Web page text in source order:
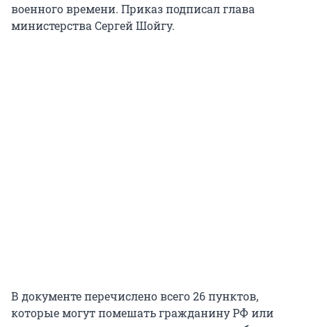
военного времени. Приказ подписал глава
министерства Сергей Шойгу.
В документе перечислено всего 26 пунктов,
которые могут помешать гражданину РФ или